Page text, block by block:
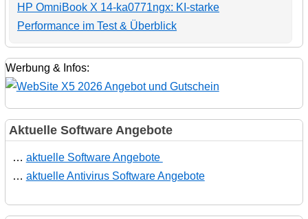
HP OmniBook X 14-ka0771ngx: KI-starke
Performance im Test & Überblick
Werbung & Infos:
Aktuelle Software Angebote
… aktuelle Software Angebote
… aktuelle Antivirus Software Angebote